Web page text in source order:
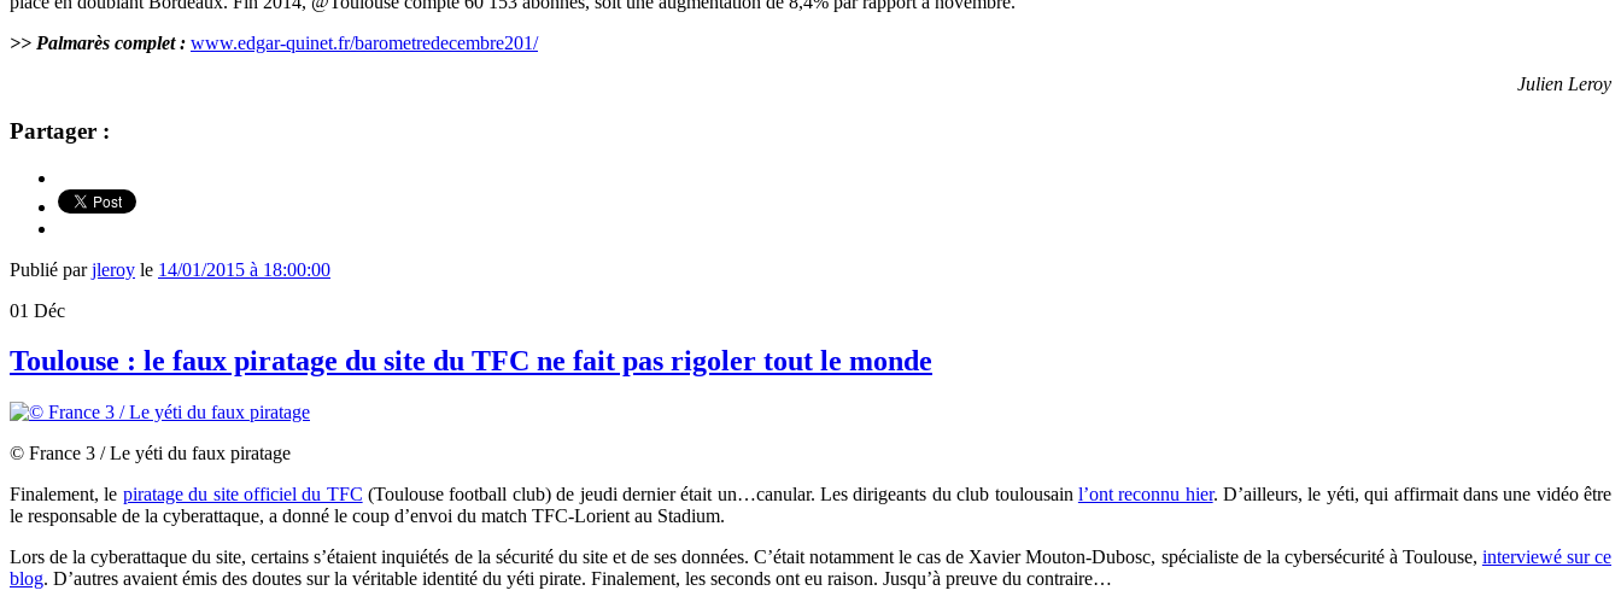
>> Palmarès complet : www.edgar-quinet.fr/barometredecembre201/
Julien Leroy
Partager :
Publié parjleroy le 14/01/2015 à 18:00:00
01 Déc
Toulouse : le faux piratage du site du TFC ne fait pas rigoler tout le monde
© France 3 / Le yéti du faux piratage
Finalement, le piratage du site officiel du TFC (Toulouse football club) de jeudi dernier était un…canular. Les dirigeants du club toulousain l’ont reconnu hier. D’ailleurs, le yéti, qui affirmait dans une vidéo être
le responsable de la cyberattaque, a donné le coup d’envoi du match TFC-Lorient au Stadium.
Lors de la cyberattaque du site, certains s’étaient inquiétés de la sécurité du site et de ses données. C’était notamment le cas de Xavier Mouton-Dubosc, spécialiste de la cybersécurité à Toulouse, interviewé sur ce
blog. D’autres avaient émis des doutes sur la véritable identité du yéti pirate. Finalement, les seconds ont eu raison. Jusqu’à preuve du contraire…